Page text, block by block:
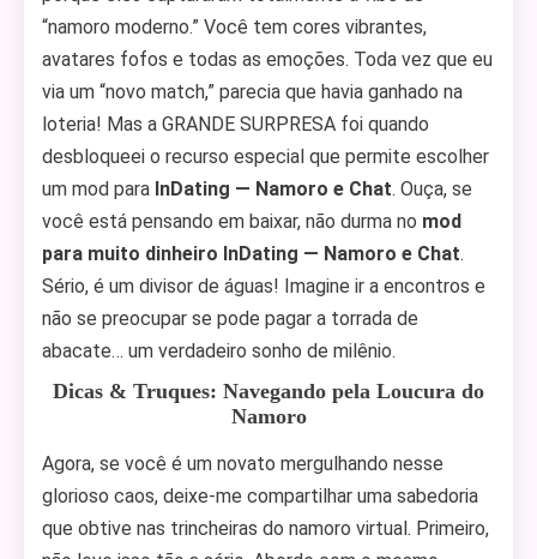
“namoro moderno.” Você tem cores vibrantes,
avatares fofos e todas as emoções. Toda vez que eu
via um “novo match,” parecia que havia ganhado na
loteria! Mas a GRANDE SURPRESA foi quando
desbloqueei o recurso especial que permite escolher
um mod para InDating — Namoro e Chat. Ouça, se
você está pensando em baixar, não durma no mod
para muito dinheiro InDating — Namoro e Chat.
Sério, é um divisor de águas! Imagine ir a encontros e
não se preocupar se pode pagar a torrada de
abacate… um verdadeiro sonho de milênio.
Dicas & Truques: Navegando pela Loucura do
Namoro
Agora, se você é um novato mergulhando nesse
glorioso caos, deixe-me compartilhar uma sabedoria
que obtive nas trincheiras do namoro virtual. Primeiro,